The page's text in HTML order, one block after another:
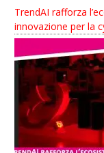
TrendAI rafforza
innovazione per la